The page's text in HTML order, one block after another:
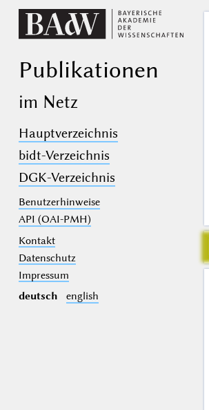
Publikationen
im Netz
Hauptverzeichnis
bidt-Verzeichnis
DGK-Verzeichnis
Benutzerhinweise
API (OAI-PMH)
Kontakt
Datenschutz
Impressum
deutsch
english